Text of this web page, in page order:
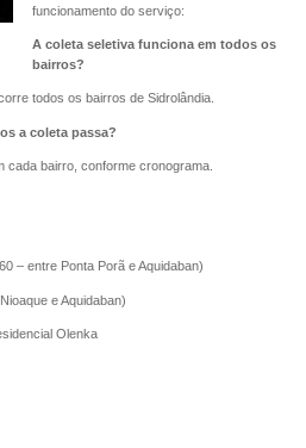
funcionamento do serviço:
A coleta seletiva funciona em todos os
bairros?
todos os bairros de Sidrolândia.
a coleta passa?
cada bairro, conforme cronograma.
– entre Ponta Porã e Aquidaban)
e Aquidaban)
Olenka